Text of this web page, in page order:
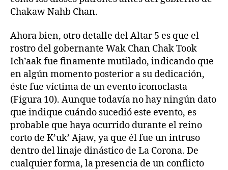
Chakaw Nahb Chan.
Ahora bien, otro detalle del Altar 5 es que el
rostro del gobernante Wak Chan Chak Took
Ich’aak fue finamente mutilado, indicando que
en algún momento posterior a su dedicación,
éste fue víctima de un evento iconoclasta
(Figura 10). Aunque todavía no hay ningún dato
que indique cuándo sucedió este evento, es
probable que haya ocurrido durante el reino
corto de K’uk’ Ajaw, ya que él fue un intruso
dentro del linaje dinástico de La Corona. De
cualquier forma, la presencia de un conflicto